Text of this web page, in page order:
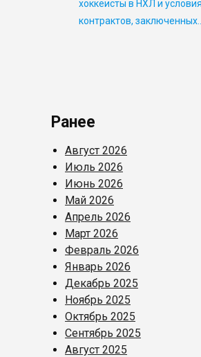
хоккеисты в НХЛ и
контрактов, заключенных…
Ранее
Август 2026
Июль 2026
Июнь 2026
Май 2026
Апрель 2026
Март 2026
Февраль 2026
Январь 2026
Декабрь 2025
Ноябрь 2025
Октябрь 2025
Сентябрь 2025
Август 2025